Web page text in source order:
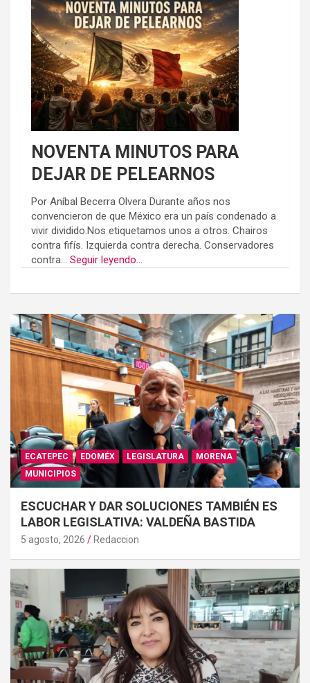
NOVENTA MINUTOS PARA
DEJAR DE PELEARNOS
Por Aníbal Becerra Olvera Durante años nos
convencieron de que México era un país condenado a
vivir dividido.Nos etiquetamos unos a otros. Chairos
contra fifís. Izquierda contra derecha. Conservadores
contra... Seguir leyendo...
ECATEPEC EDOMÉX LEGISLATURA
MORENA
MUNICIPIOS
ESCUCHAR Y DAR SOLUCIONES TAMBIÉN ES
LABOR LEGISLATIVA: VALDEÑA BASTIDA
5 agosto, 2026 Redaccion